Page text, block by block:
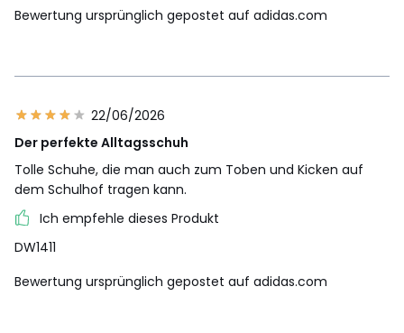
Bewertung ursprünglich gepostet auf adidas.com
22/06/2026
Der perfekte Alltagsschuh
Tolle Schuhe, die man auch zum Toben und Kicken auf
dem Schulhof tragen kann.
Ich empfehle dieses Produkt
DW1411
Bewertung ursprünglich gepostet auf adidas.com